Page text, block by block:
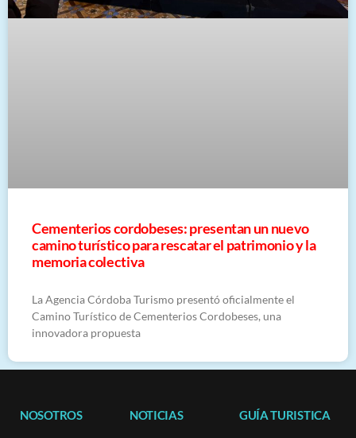
Cementerios cordobeses: presentan un nuevo
camino turístico para rescatar el patrimonio y la
memoria colectiva
La Agencia Córdoba Turismo presentó oficialmente el
Camino Turístico de Cementerios Cordobeses, una
innovadora propuesta
NOSOTROS NOTICIAS GUÍA TURISTICA